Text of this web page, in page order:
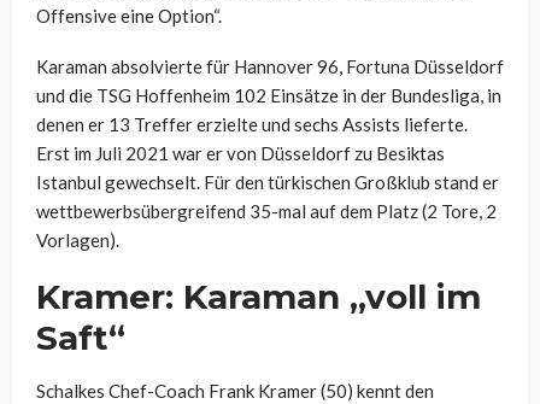
Offensive eine Option“.
Karaman absolvierte für Hannover 96, Fortuna Düsseldorf
und die TSG Hoffenheim 102 Einsätze in der Bundesliga, in
denen er 13 Treffer erzielte und sechs Assists lieferte.
Erst im Juli 2021 war er von Düsseldorf zu Besiktas
Istanbul gewechselt. Für den türkischen Großklub stand er
wettbewerbsübergreifend 35-mal auf dem Platz (2 Tore, 2
Vorlagen).
Kramer: Karaman „voll im
Saft“
Schalkes Chef-Coach Frank Kramer (50) kennt den